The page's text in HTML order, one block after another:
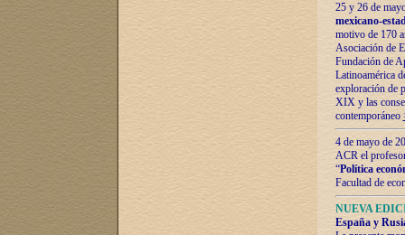
25 y 26 de
mexicano-
motivo de 170
Asociación de
Fundación de
Latinoamérica
exploración de
XIX y las
contemporáneo
4 de mayo de
ACR el
“Política
Facultad de
NUEVA
España y